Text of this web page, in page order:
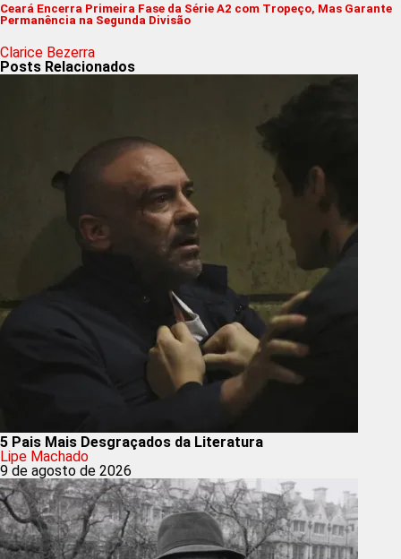
Ceará Encerra Primeira Fase da Série A2 com Tropeço, Mas Garante
Permanência na Segunda Divisão
Clarice Bezerra
Posts Relacionados
5 Pais Mais Desgraçados da Literatura
Lipe Machado
9 de agosto de 2026